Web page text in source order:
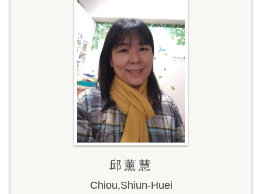
邱薰慧
Chiou,Shiun-Huei